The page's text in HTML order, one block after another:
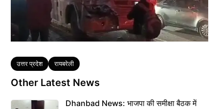
Tags
उत्तर प्रदेश रायबरेली
Other Latest News
Dhanbad News: भाजपा की समीक्षा बैठक में